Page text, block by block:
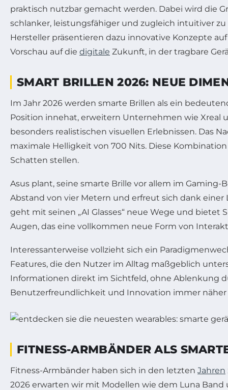
praktisch nutzbar gemacht werden. Dabei wird die
schlanker, leistungsfähiger und zugleich intuitiver
Hersteller präsentieren dazu innovative Konzepte
Vorschau auf die digitale Zukunft, in der tragbare
SMART BRILLEN 2026: NEUE
Im Jahr 2026 werden smarte Brillen als ein
Position innehat, erweitern Unternehmen wie Xreal
besonders realistischen visuellen Erlebnissen. Das
maximale Helligkeit von 700 Nits. Diese
Schatten stellen.
Asus plant, seine smarte Brille vor allem im
Abstand von vier Metern und erfreut sich dank
geht mit seinen „AI Glasses“ neue Wege und bietet
Augen, das eine vollkommen neue Form von
Interessanterweise vollzieht sich ein
Features, die den Nutzer im Alltag maßgeblich
Informationen direkt im Sichtfeld, ohne Ablenkung
Benutzerfreundlichkeit und Innovation immer
FITNESS-ARMBÄNDER ALS
Fitness-Armbänder haben sich in den letzten Jahren
2026 erwarten wir mit Modellen wie dem Luna